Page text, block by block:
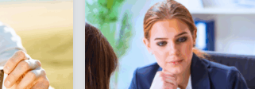
Prosty sposób na
partnerki - nawet w 24
Czytaj więcej